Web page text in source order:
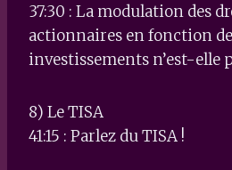
37:30 : La modulation des
actionnaires en fonction
investissements n’est-elle
8) Le TISA
41:15 : Parlez du TISA !